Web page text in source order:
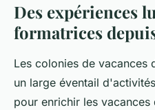
Des expériences
formatrices
Les colonies de vacances
un large éventail
pour enrichir les